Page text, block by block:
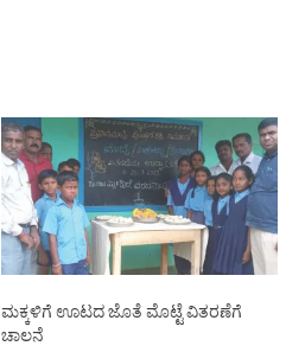
ಮಕ್ಕಳಿಗೆ ಊಟದ ಜೊತೆ ಮೊಟ್ಟೆ ವಿತರಣೆಗೆ
ಚಾಲನೆ